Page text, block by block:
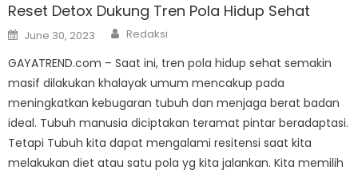
Reset Detox Dukung Tren Pola Hidup Sehat
Posted
on
June 30, 2023 Author
Redaksi
GAYATREND.com – Saat ini, tren pola hidup sehat semakin
masif dilakukan khalayak umum mencakup pada
meningkatkan kebugaran tubuh dan menjaga berat badan
ideal. Tubuh manusia diciptakan teramat pintar beradaptasi.
Tetapi Tubuh kita dapat mengalami resitensi saat kita
melakukan diet atau satu pola yg kita jalankan. Kita memilih